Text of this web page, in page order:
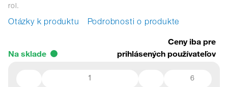
rol.
Otázky k produktu Podrobnosti o produkte
Na sklade
Ceny iba pre
prihlásených používateľov
6